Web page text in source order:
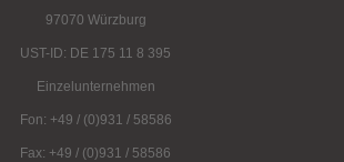
97070 Würzburg
UST-ID: DE 175 11 8 395
Einzelunternehmen
Fon: +49 / (0)931 / 58586
Fax: +49 / (0)931 / 58586